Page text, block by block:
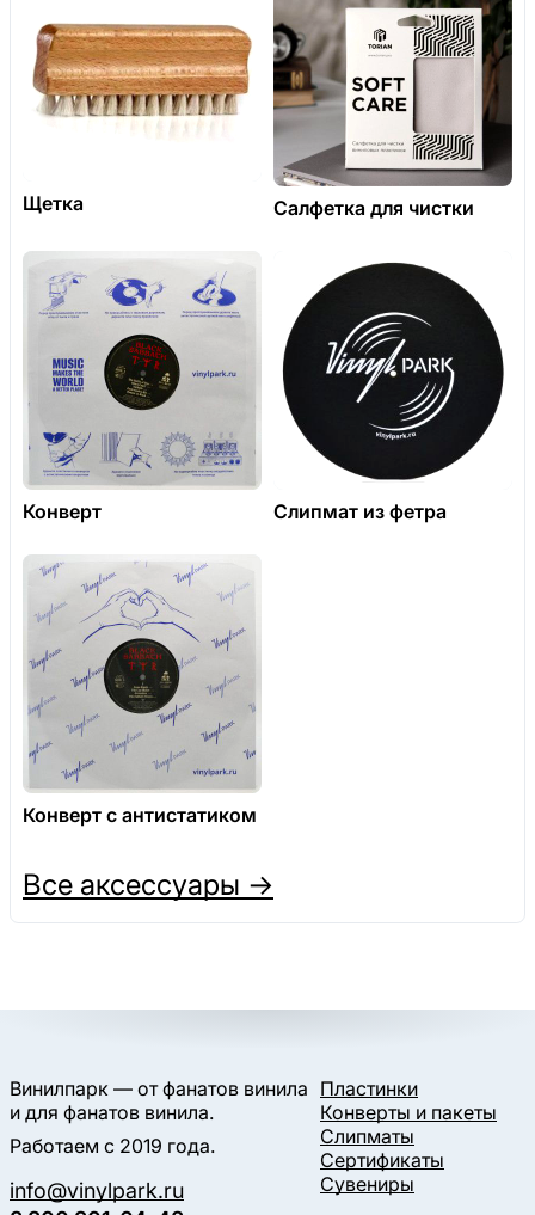
Щетка Салфетка для чистки
Конверт Слипмат из фетра
Конверт с антистатиком
Все аксессуары →
Винилпарк — от фанатов винила
и для фанатов винила.
Работаем с 2019 года.
info@vinylpark.ru
Пластинки
Конверты и пакеты
Слипматы
Сертификаты
Сувениры